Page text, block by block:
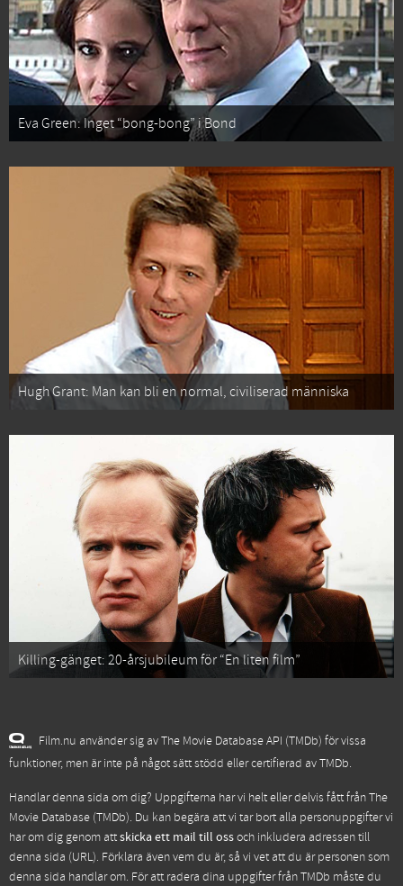
Eva Green: Inget “bong-bong” i Bond
Hugh Grant: Man kan bli en normal, civiliserad människa
Killing-gänget: 20-årsjubileum för “En liten film”
Film.nu använder sig av The Movie Database API (TMDb) för vissa
funktioner, men är inte på något sätt stödd eller certifierad av TMDb.
Handlar denna sida om dig? Uppgifterna har vi helt eller delvis fått frånThe
Movie Database (TMDb). Du kan begära att vi tar bort alla personuppgifter vi
har om dig genom attskicka ett mail till ossoch inkludera adressen till
denna sida (URL). Förklara även vem du är, så vi vet att du är personen som
denna sida handlar om. För att radera dina uppgifter från TMDb måste du